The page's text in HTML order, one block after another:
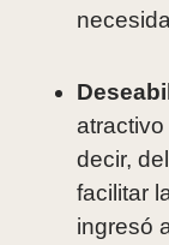
decir,
facilitar
ingresó